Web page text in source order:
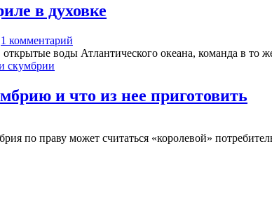
в духовке
1 комментарий
воды Атлантического океана, команда в то
и что из нее приготовить
по праву может считаться «королевой»